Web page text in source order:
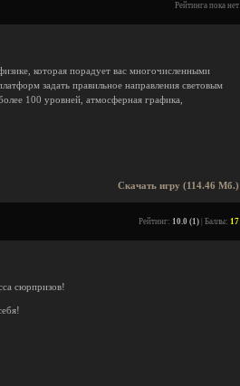
Рейтинга пока нет
которая порадует вас многочисленными
задать правильное направления световым
100 уровней, атмосферная графика,
Скачать игру (114.46 Мб.)
Рейтинг: 10.0 (1) | Баллы: 17
сюрпризов!